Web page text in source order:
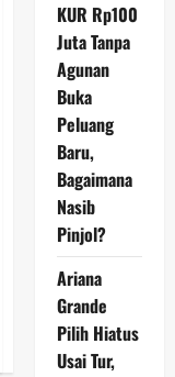
KUR Rp100
Juta Tanpa
Agunan
Buka
Peluang
Baru,
Bagaimana
Nasib
Pinjol?
Ariana
Grande
Pilih Hiatus
Usai Tur,